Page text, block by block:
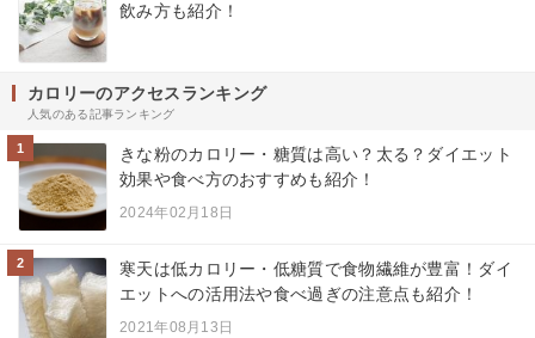
飲み方も紹介！
カロリーのアクセスランキング
人気のある記事ランキング
1
きな粉のカロリー・糖質は高い？太る？ダイエット
効果や食べ方のおすすめも紹介！
2024年02月18日
2
寒天は低カロリー・低糖質で食物繊維が豊富！ダイ
エットへの活用法や食べ過ぎの注意点も紹介！
2021年08月13日